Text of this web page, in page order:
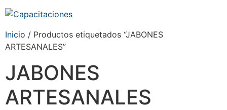
Inicio / Productos etiquetados “JABONES
ARTESANALES”
JABONES
ARTESANALES